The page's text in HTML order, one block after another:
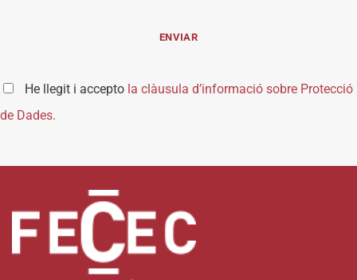
He llegit i accepto la clàusula d’informació sobre Protecció
de Dades.